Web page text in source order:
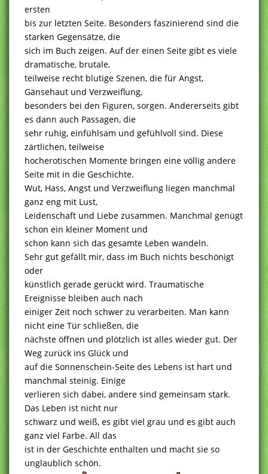
ersten
bis zur letzten Seite. Besonders faszinierend sind die
starken Gegensätze, die
sich im Buch zeigen. Auf der einen Seite gibt es viele
dramatische, brutale,
teilweise recht blutige Szenen, die für Angst,
Gänsehaut und Verzweiflung,
besonders bei den Figuren, sorgen. Andererseits gibt
es dann auch Passagen, die
sehr ruhig, einfühlsam und gefühlvoll sind. Diese
zärtlichen, teilweise
hocherotischen Momente bringen eine völlig andere
Seite mit in die Geschichte.
Wut, Hass, Angst und Verzweiflung liegen manchmal
ganz eng mit Lust,
Leidenschaft und Liebe zusammen. Manchmal genügt
schon ein kleiner Moment und
schon kann sich das gesamte Leben wandeln.
Sehr gut gefällt mir, dass im Buch nichts beschönigt
oder
künstlich gerade gerückt wird. Traumatische
Ereignisse bleiben auch nach
einiger Zeit noch schwer zu verarbeiten. Man kann
nicht eine Tür schließen, die
nächste öffnen und plötzlich ist alles wieder gut. Der
Weg zurück ins Glück und
auf die Sonnenschein-Seite des Lebens ist hart und
manchmal steinig. Einige
verlieren sich dabei, andere sind gemeinsam stark.
Das Leben ist nicht nur
schwarz und weiß, es gibt viel grau und es gibt auch
ganz viel Farbe. All das
ist in der Geschichte enthalten und macht sie so
unglaublich schön.